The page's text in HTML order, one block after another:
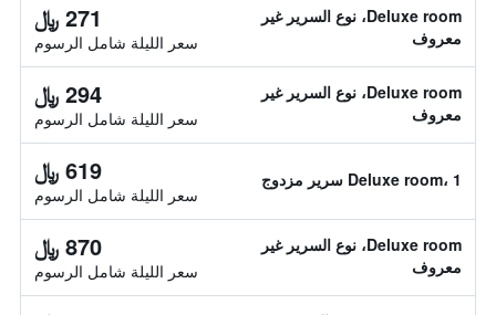
Deluxe room، نوع السرير غير
معروف
271 ﷼
سعر الليلة شامل الرسوم
Deluxe room، نوع السرير غير
معروف
294 ﷼
سعر الليلة شامل الرسوم
Deluxe room، 1 سرير مزدوج 619 ﷼
سعر الليلة شامل الرسوم
Deluxe room، نوع السرير غير
معروف
870 ﷼
سعر الليلة شامل الرسوم